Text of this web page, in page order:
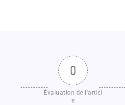
0
Évaluation de l'articl
e